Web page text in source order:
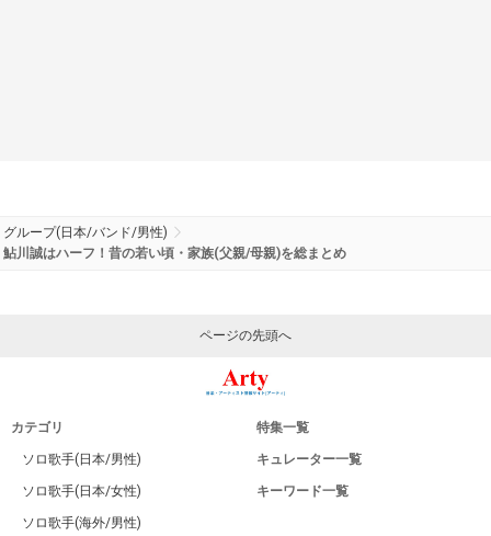
グループ(日本/バンド/男性)
鮎川誠はハーフ！昔の若い頃・家族(父親/母親)を総まとめ
ページの先頭へ
カテゴリ
ソロ歌手(日本/男性)
ソロ歌手(日本/女性)
ソロ歌手(海外/男性)
特集一覧
キュレーター一覧
キーワード一覧